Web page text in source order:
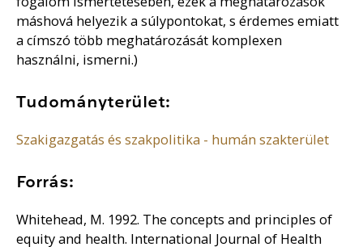
máshová helyezik a súlypontokat, s érdemes emiatt
a címszó több meghatározását komplexen
használni, ismerni.)
Tudományterület:
Szakigazgatás és szakpolitika - humán szakterület
Forrás:
Whitehead, M. 1992. The concepts and principles of
equity and health. International Journal of Health